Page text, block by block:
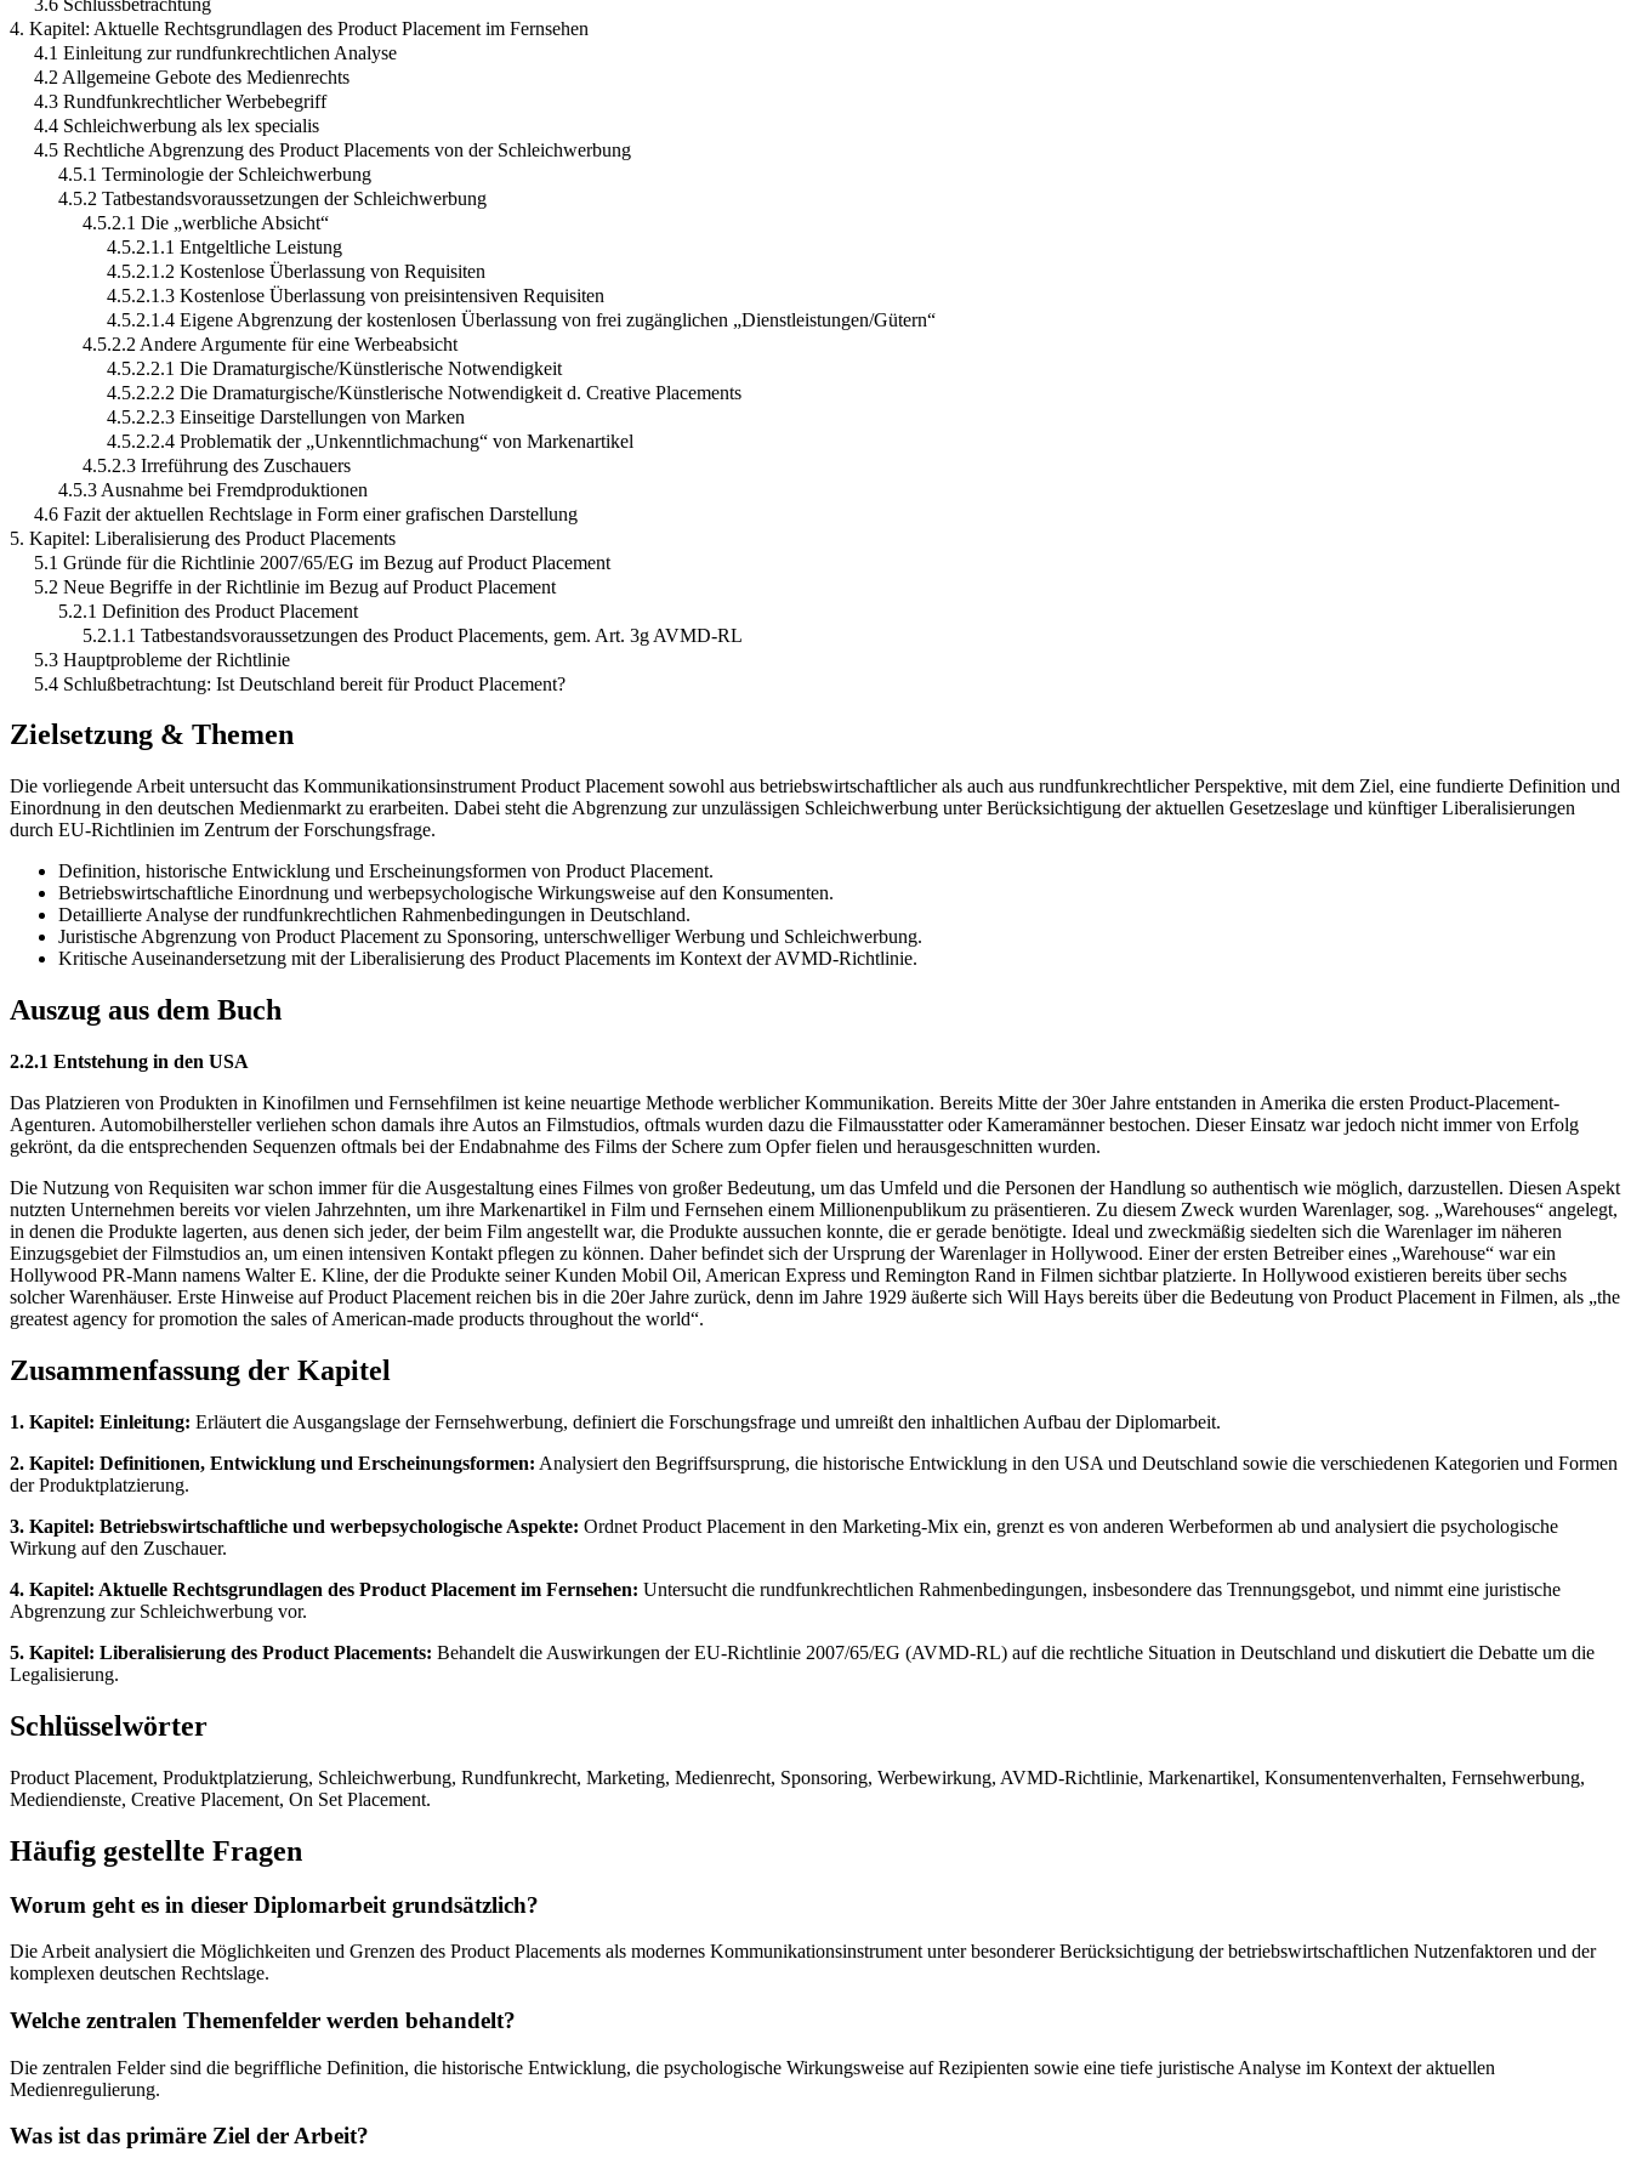
4. Kapitel: Aktuelle Rechtsgrundlagen des Product Placement im Fernsehen
4.1 Einleitung zur rundfunkrechtlichen Analyse
4.2 Allgemeine Gebote des Medienrechts
4.3 Rundfunkrechtlicher Werbebegriff
4.4 Schleichwerbung als lex specialis
4.5 Rechtliche Abgrenzung des Product Placements von der Schleichwerbung
4.5.1 Terminologie der Schleichwerbung
4.5.2 Tatbestandsvoraussetzungen der Schleichwerbung
4.5.2.1 Die „werbliche Absicht“
4.5.2.1.1 Entgeltliche Leistung
4.5.2.1.2 Kostenlose Überlassung von Requisiten
4.5.2.1.3 Kostenlose Überlassung von preisintensiven Requisiten
4.5.2.1.4 Eigene Abgrenzung der kostenlosen Überlassung von frei zugänglichen „Dienstleistungen/Gütern“
4.5.2.2 Andere Argumente für eine Werbeabsicht
4.5.2.2.1 Die Dramaturgische/Künstlerische Notwendigkeit
4.5.2.2.2 Die Dramaturgische/Künstlerische Notwendigkeit d. Creative Placements
4.5.2.2.3 Einseitige Darstellungen von Marken
4.5.2.2.4 Problematik der „Unkenntlichmachung“ von Markenartikel
4.5.2.3 Irreführung des Zuschauers
4.5.3 Ausnahme bei Fremdproduktionen
4.6 Fazit der aktuellen Rechtslage in Form einer grafischen Darstellung
5. Kapitel: Liberalisierung des Product Placements
5.1 Gründe für die Richtlinie 2007/65/EG im Bezug auf Product Placement
5.2 Neue Begriffe in der Richtlinie im Bezug auf Product Placement
5.2.1 Definition des Product Placement
5.2.1.1 Tatbestandsvoraussetzungen des Product Placements, gem. Art. 3g AVMD-RL
5.3 Hauptprobleme der Richtlinie
5.4 Schlußbetrachtung: Ist Deutschland bereit für Product Placement?
Zielsetzung & Themen
Die vorliegende Arbeit untersucht das Kommunikationsinstrument Product Placement sowohl aus betriebswirtschaftlicher als auch aus rundfunkrechtlicher Perspektive, mit dem Ziel, eine fundierte Definition und
Einordnung in den deutschen Medienmarkt zu erarbeiten. Dabei steht die Abgrenzung zur unzulässigen Schleichwerbung unter Berücksichtigung der aktuellen Gesetzeslage und künftiger Liberalisierungen
durch EU-Richtlinien im Zentrum der Forschungsfrage.
Definition, historische Entwicklung und Erscheinungsformen von Product Placement.
Betriebswirtschaftliche Einordnung und werbepsychologische Wirkungsweise auf den Konsumenten.
Detaillierte Analyse der rundfunkrechtlichen Rahmenbedingungen in Deutschland.
Juristische Abgrenzung von Product Placement zu Sponsoring, unterschwelliger Werbung und Schleichwerbung.
Kritische Auseinandersetzung mit der Liberalisierung des Product Placements im Kontext der AVMD-Richtlinie.
Auszug aus dem Buch
2.2.1 Entstehung in den USA
Das Platzieren von Produkten in Kinofilmen und Fernsehfilmen ist keine neuartige Methode werblicher Kommunikation. Bereits Mitte der 30er Jahre entstanden in Amerika die ersten Product-Placement-
Agenturen. Automobilhersteller verliehen schon damals ihre Autos an Filmstudios, oftmals wurden dazu die Filmausstatter oder Kameramänner bestochen. Dieser Einsatz war jedoch nicht immer von Erfolg
gekrönt, da die entsprechenden Sequenzen oftmals bei der Endabnahme des Films der Schere zum Opfer fielen und herausgeschnitten wurden.
Die Nutzung von Requisiten war schon immer für die Ausgestaltung eines Filmes von großer Bedeutung, um das Umfeld und die Personen der Handlung so authentisch wie möglich, darzustellen. Diesen Aspekt
nutzten Unternehmen bereits vor vielen Jahrzehnten, um ihre Markenartikel in Film und Fernsehen einem Millionenpublikum zu präsentieren. Zu diesem Zweck wurden Warenlager, sog. „Warehouses“ angelegt,
in denen die Produkte lagerten, aus denen sich jeder, der beim Film angestellt war, die Produkte aussuchen konnte, die er gerade benötigte. Ideal und zweckmäßig siedelten sich die Warenlager im näheren
Einzugsgebiet der Filmstudios an, um einen intensiven Kontakt pflegen zu können. Daher befindet sich der Ursprung der Warenlager in Hollywood. Einer der ersten Betreiber eines „Warehouse“ war ein
Hollywood PR-Mann namens Walter E. Kline, der die Produkte seiner Kunden Mobil Oil, American Express und Remington Rand in Filmen sichtbar platzierte. In Hollywood existieren bereits über sechs
solcher Warenhäuser. Erste Hinweise auf Product Placement reichen bis in die 20er Jahre zurück, denn im Jahre 1929 äußerte sich Will Hays bereits über die Bedeutung von Product Placement in Filmen, als „the
greatest agency for promotion the sales of American-made products throughout the world“.
Zusammenfassung der Kapitel
1. Kapitel: Einleitung: Erläutert die Ausgangslage der Fernsehwerbung, definiert die Forschungsfrage und umreißt den inhaltlichen Aufbau der Diplomarbeit.
2. Kapitel: Definitionen, Entwicklung und Erscheinungsformen: Analysiert den Begriffsursprung, die historische Entwicklung in den USA und Deutschland sowie die verschiedenen Kategorien und Formen
der Produktplatzierung.
3. Kapitel: Betriebswirtschaftliche und werbepsychologische Aspekte: Ordnet Product Placement in den Marketing-Mix ein, grenzt es von anderen Werbeformen ab und analysiert die psychologische
Wirkung auf den Zuschauer.
4. Kapitel: Aktuelle Rechtsgrundlagen des Product Placement im Fernsehen: Untersucht die rundfunkrechtlichen Rahmenbedingungen, insbesondere das Trennungsgebot, und nimmt eine juristische
Abgrenzung zur Schleichwerbung vor.
5. Kapitel: Liberalisierung des Product Placements: Behandelt die Auswirkungen der EU-Richtlinie 2007/65/EG (AVMD-RL) auf die rechtliche Situation in Deutschland und diskutiert die Debatte um die
Legalisierung.
Schlüsselwörter
Product Placement, Produktplatzierung, Schleichwerbung, Rundfunkrecht, Marketing, Medienrecht, Sponsoring, Werbewirkung, AVMD-Richtlinie, Markenartikel, Konsumentenverhalten, Fernsehwerbung,
Mediendienste, Creative Placement, On Set Placement.
Häufig gestellte Fragen
Worum geht es in dieser Diplomarbeit grundsätzlich?
Die Arbeit analysiert die Möglichkeiten und Grenzen des Product Placements als modernes Kommunikationsinstrument unter besonderer Berücksichtigung der betriebswirtschaftlichen Nutzenfaktoren und der
komplexen deutschen Rechtslage.
Welche zentralen Themenfelder werden behandelt?
Die zentralen Felder sind die begriffliche Definition, die historische Entwicklung, die psychologische Wirkungsweise auf Rezipienten sowie eine tiefe juristische Analyse im Kontext der aktuellen
Medienregulierung.
Was ist das primäre Ziel der Arbeit?